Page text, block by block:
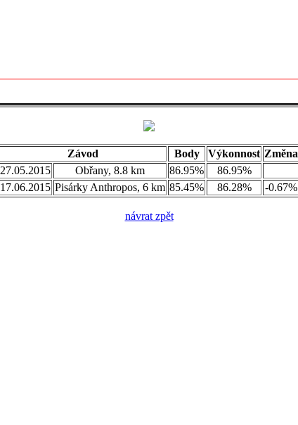
Závod Body Výkonnost Změna
27.05.2015
Obřany, 8.8 km 86.95%
86.95%
17.06.2015 Pisárky Anthropos, 6 km 85.45% 86.28% -0.67%
návrat zpět